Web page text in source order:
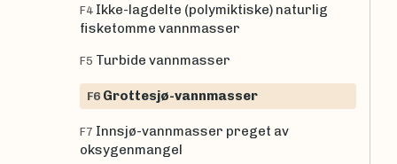
F4 Ikke-lagdelte (polymiktiske) naturlig
fisketomme vannmasser
F5 Turbide vannmasser
F6 Grottesjø-vannmasser
F7 Innsjø-vannmasser preget av
oksygenmangel